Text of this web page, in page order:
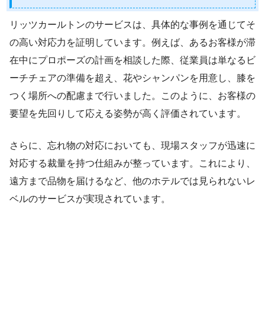
リッツカールトンのサービスは、具体的な事例を通じてそ
の高い対応力を証明しています。例えば、あるお客様が滞
在中にプロポーズの計画を相談した際、従業員は単なるビ
ーチチェアの準備を超え、花やシャンパンを用意し、膝を
つく場所への配慮まで行いました。このように、お客様の
要望を先回りして応える姿勢が高く評価されています。
さらに、忘れ物の対応においても、現場スタッフが迅速に
対応する裁量を持つ仕組みが整っています。これにより、
遠方まで品物を届けるなど、他のホテルでは見られないレ
ベルのサービスが実現されています。